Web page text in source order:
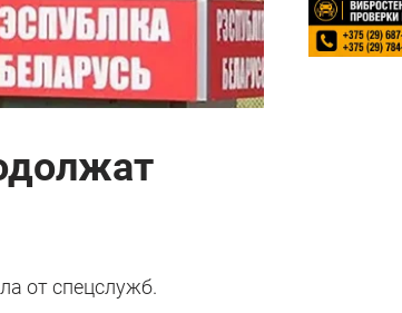
от спецслужб.